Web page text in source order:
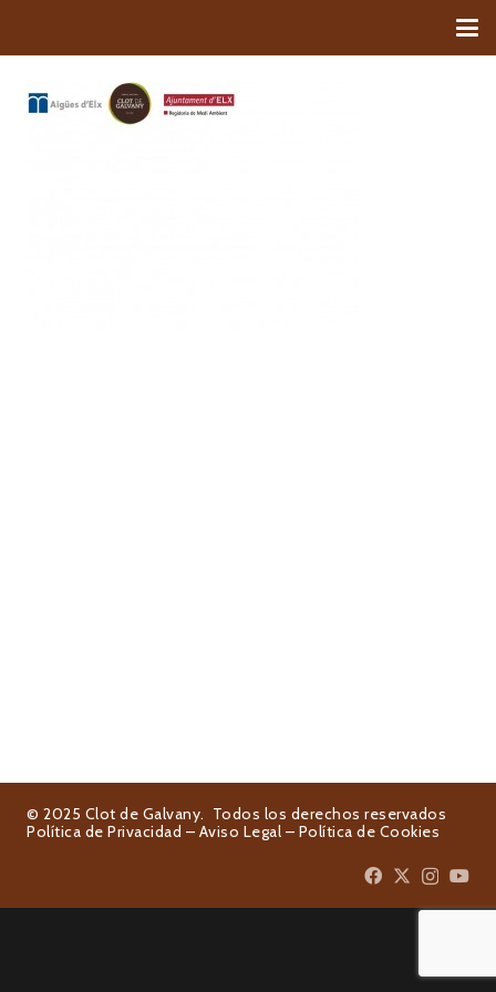
© 2025 Clot de Galvany. Todos los derechos reservados
Política de Privacidad – Aviso Legal – Política de Cookies